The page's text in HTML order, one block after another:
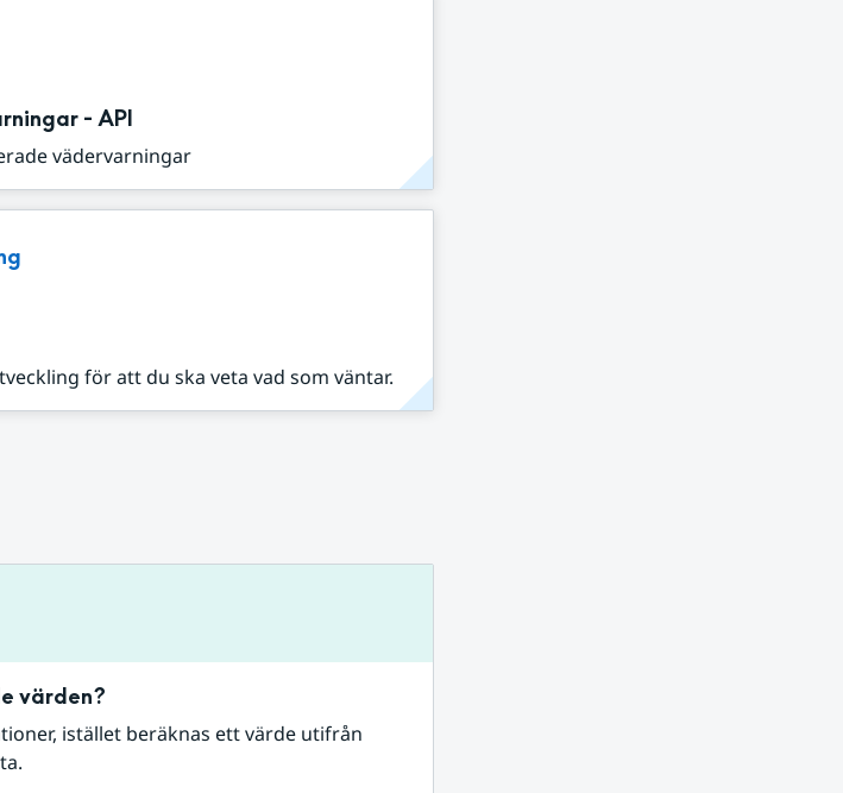
- API
vädervarningar
för att du ska veta vad som väntar.
värden?
istället beräknas ett värde utifrån